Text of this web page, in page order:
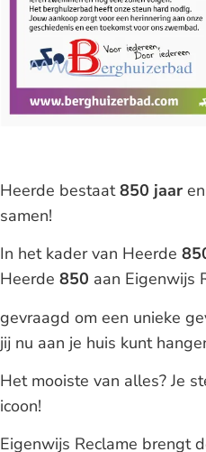
Heerde bestaat850 jaar
samen!
In het kader van Heerde
Heerde 850 aan Eigenwijs
gevraagd om een unieke
jij nu aan je huis kunt
Het mooiste van alles? Je
icoon!
Eigenwijs Reclame brengt